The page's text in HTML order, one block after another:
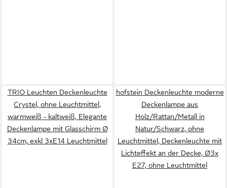
TRIO Leuchten Deckenleuchte
Crystel, ohne Leuchtmittel,
warmweiß - kaltweiß, Elegante
Deckenlampe mit Glasschirm Ø
34cm, exkl 3xE14 Leuchtmittel
hofstein Deckenleuchte moderne
Deckenlampe aus
Holz/Rattan/Metall in
Natur/Schwarz, ohne
Leuchtmittel, Deckenleuchte mit
Lichteffekt an der Decke, Ø3x
E27, ohne Leuchtmittel